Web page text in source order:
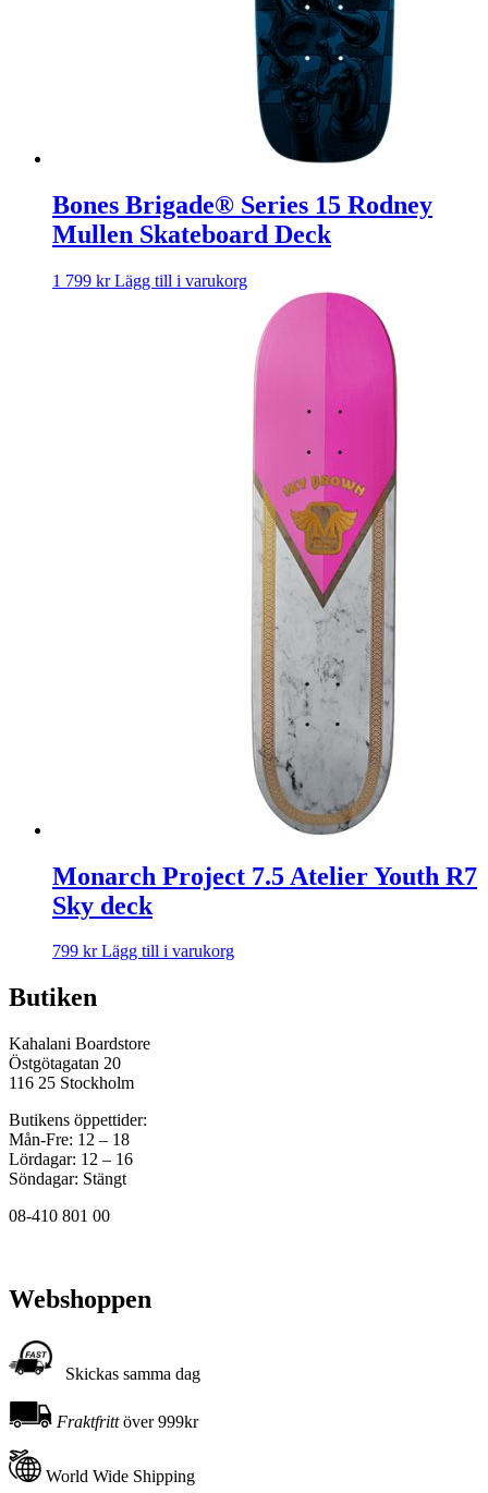
Bones Brigade® Series 15 Rodney
Mullen Skateboard Deck
1 799 kr Lägg till i varukorg
Monarch Project 7.5 Atelier Youth R7
Sky deck
799 kr Lägg till i varukorg
Butiken
Kahalani Boardstore
Östgötagatan 20
116 25 Stockholm
Butikens öppettider:
Mån-Fre: 12 – 18
Lördagar: 12 – 16
Söndagar: Stängt
08-410 801 00
Webshoppen
Skickas samma dag
Fraktfrittöver 999kr
World Wide Shipping